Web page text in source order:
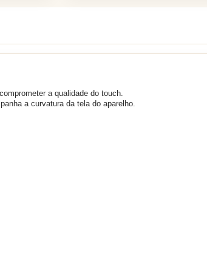
a qualidade do touch.
a curvatura da tela do aparelho.